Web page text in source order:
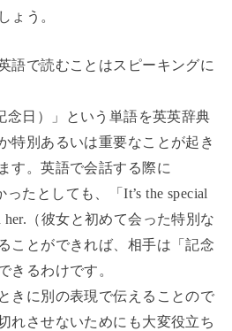
ょう。
語で読むことはスピーキングに
念日）」という単語を英英辞典
特別あるいは重要なことが起き
す。英語で会話する際に
たとしても、「It’s the special
her.（彼女と初めて会った特別な
ことができれば、相手は「記念
きるわけです。
きに別の表現で伝えることので
れさせないためにも大変役立ち